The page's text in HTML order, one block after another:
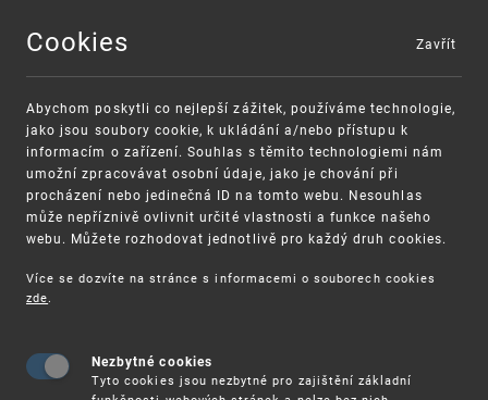
MENU
UPV
Upozornění pro uživatele označení
Cookies
Abychom poskytli co nejlepší zážitek, používáme technologie,
jako jsou soubory cookie, k ukládání a/nebo přístupu k
informacím o zařízení. Souhlas s těmito technologiemi nám
umožní zpracovávat osobní údaje, jako je chování při
procházení nebo jedinečná ID na tomto webu. Nesouhlas
může nepříznivě ovlivnit určité vlastnosti a funkce našeho
webu. Můžete rozhodovat jednotlivě pro každý druh cookies.
Více se dozvíte na stránce s informacemi o souborech cookies
zde.
Nezbytné cookies
Tyto cookies jsou nezbytné pro zajištění základní
Zavřít